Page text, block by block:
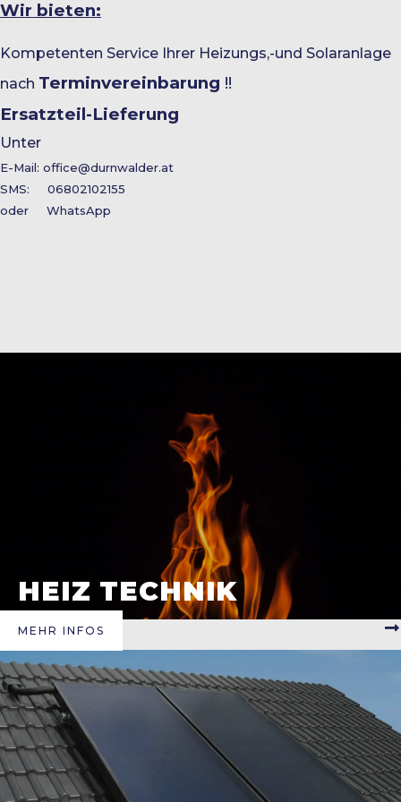
Wir bieten:
Kompetenten Service Ihrer Heizungs,-und Solaranlage
nach Terminvereinbarung !!
Ersatzteil-Lieferung
Unter
E-Mail: office@durnwalder.at
SMS: 06802102155
oder WhatsApp
HEIZ TECHNIK
MEHR INFOS